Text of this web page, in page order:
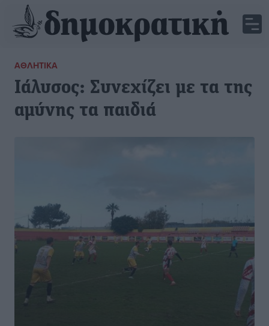
ΑΘΛΗΤΙΚΆ
Ιάλυσος: Συνεχίζει με τα της
αμύνης τα παιδιά